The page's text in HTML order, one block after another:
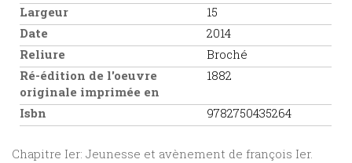
Largeur
15
Date
2014
Reliure
Broché
Ré-édition de l'oeuvre
originale imprimée en
1882
Isbn 9782750435264
Chapitre Ier: Jeunesse et avènement de françois Ier.